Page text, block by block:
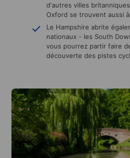
d'autres villes
Oxford se trouvent aussi
Le Hampshire abrite
nationaux - les South
vous pourrez partir faire
découverte des pistes